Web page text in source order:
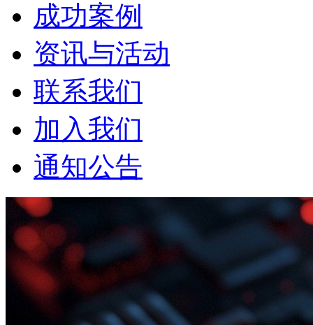
成功案例
资讯与活动
联系我们
加入我们
通知公告